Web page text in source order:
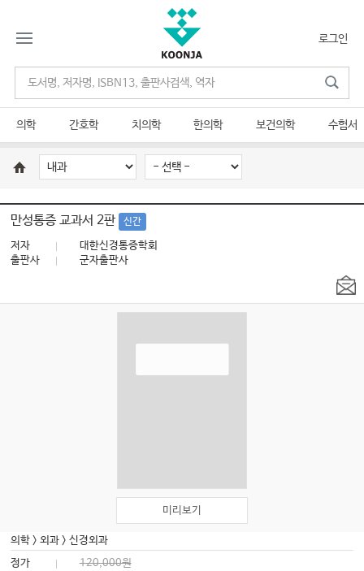
로그인
의학 간호학 치의학 한의학 보건의학 수험서
만성통증 교과서 2판 신간
저자
대한신경통증학회
출판사
군자출판사
미리보기
의학 >외과 >신경외과
정가
120,000원